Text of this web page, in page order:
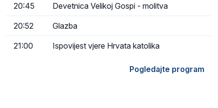
20:45 Devetnica Velikoj Gospi - molitva
20:52 Glazba
21:00 Ispovijest vjere Hrvata katolika
Pogledajte program